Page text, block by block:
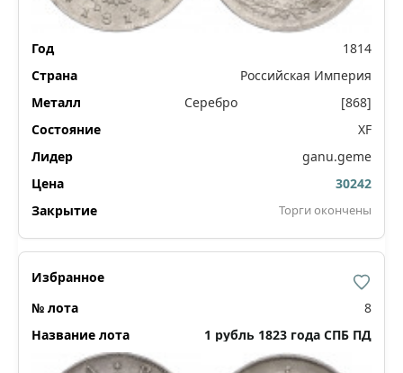
1814
Российская Империя
Серебро
[868]
XF
ganu.geme
30242
Торги окончены
8
1 рубль 1823 года СПБ ПД